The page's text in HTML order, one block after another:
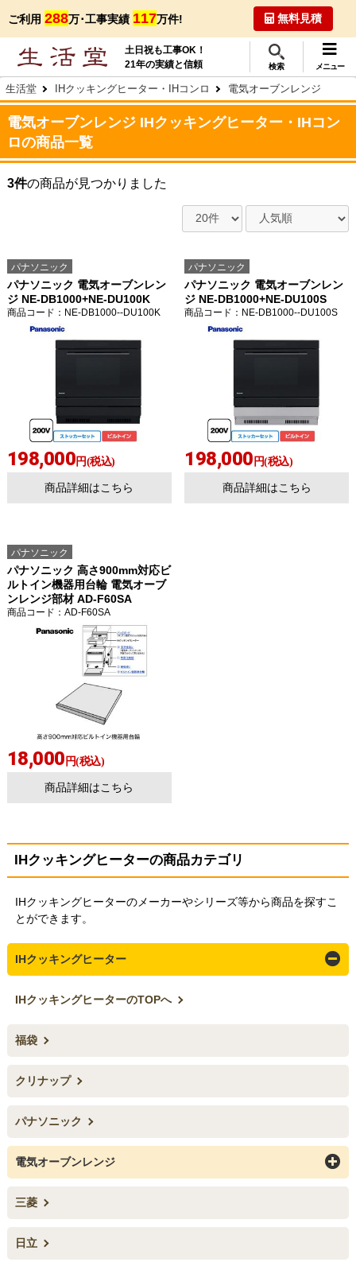
ご利用 288万･工事実績 117万件! 無料見積
土日祝も工事OK！
21年の実績と信頼
検索 メニュー
生活堂 IHクッキングヒーター・IHコンロ 電気オーブンレンジ
電気オーブンレンジ IHクッキングヒーター・IHコン
ロの商品一覧
3件の商品が見つかりました
パナソニック
パナソニック 電気オーブンレン
ジ NE-DB1000+NE-DU100K
商品コード ：NE-DB1000--DU100K
198,000円(税込)
商品詳細はこちら
パナソニック
パナソニック 電気オーブンレン
ジ NE-DB1000+NE-DU100S
商品コード ：NE-DB1000--DU100S
198,000 円(税込)
商品詳細はこちら
パナソニック
パナソニック 高さ900mm対応ビ
ルトイン機器用台輪 電気オーブ
ンレンジ部材 AD-F60SA
商品コード ：AD-F60SA
18,000 円(税込)
商品詳細はこちら
お買い物を続ける
IHクッキングヒーターの商品カテゴリ
IHクッキングヒーターのメーカーやシリーズ等から商品を探すこ
とができます。
IHクッキングヒーター
IHクッキングヒーターのTOPへ
福袋
クリナップ
パナソニック
電気オーブンレンジ
三菱
日立